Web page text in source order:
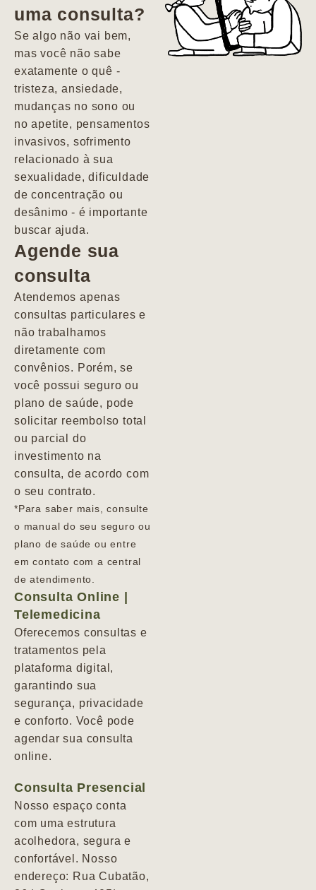
depressão e
agitação com
pensamentos
uma consulta?
Se algo não vai bem,
mas você não sabe
exatamente o quê -
tristeza, ansiedade,
mudanças no sono ou
no apetite, pensamentos
invasivos, sofrimento
relacionado à sua
sexualidade, dificuldade
de concentração ou
desânimo - é importante
buscar ajuda.
Agende sua
consulta
Atendemos apenas
consultas particulares e
não trabalhamos
diretamente com
convênios. Porém, se
você possui seguro ou
plano de saúde, pode
solicitar reembolso total
ou parcial do
investimento na
consulta, de acordo com
o seu contrato.
*Para saber mais, consulte
o manual do seu seguro ou
plano de saúde ou entre
em contato com a central
de atendimento.
Consulta Online |
Telemedicina
Oferecemos consultas e
tratamentos pela
plataforma digital,
garantindo sua
segurança, privacidade
e conforto. Você pode
agendar sua consulta
online.
Consulta Presencial
Nosso espaço conta
com uma estrutura
acolhedora, segura e
confortável. Nosso
endereço: Rua Cubatão,